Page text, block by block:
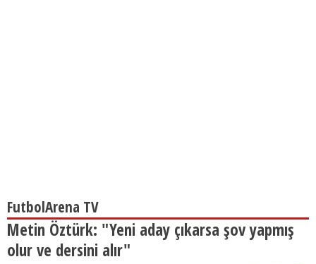
FutbolArena TV
Metin Öztürk: "Yeni aday çıkarsa şov yapmış
olur ve dersini alır"